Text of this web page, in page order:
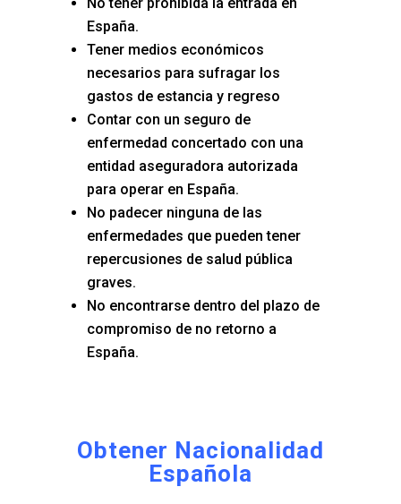
España.
Tener medios económicos
necesarios para sufragar los
gastos de estancia y regreso
Contar con un seguro de
enfermedad concertado con una
entidad aseguradora autorizada
para operar en España.
No padecer ninguna de las
enfermedades que pueden tener
repercusiones de salud pública
graves.
No encontrarse dentro del plazo de
compromiso de no retorno a
España.
Obtener Nacionalidad
Española